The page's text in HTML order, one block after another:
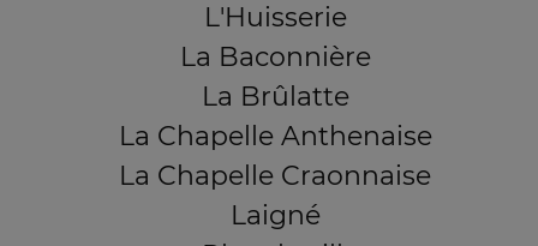
L'Huisserie
La Baconnière
La Brûlatte
La Chapelle Anthenaise
La Chapelle Craonnaise
Laigné